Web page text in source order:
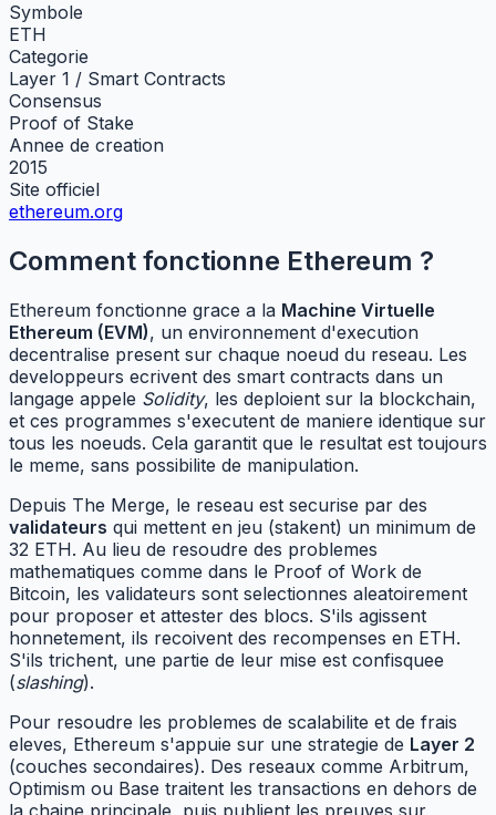
Symbole
ETH
Categorie
Layer 1 / Smart Contracts
Consensus
Proof of Stake
Annee de creation
2015
Site officiel
ethereum.org
Comment fonctionne Ethereum ?
Ethereum fonctionne grace a la Machine Virtuelle
Ethereum (EVM), un environnement d'execution
decentralise present sur chaque noeud du reseau. Les
developpeurs ecrivent des smart contracts dans un
langage appele Solidity, les deploient sur la blockchain,
et ces programmes s'executent de maniere identique sur
tous les noeuds. Cela garantit que le resultat est toujours
le meme, sans possibilite de manipulation.
Depuis The Merge, le reseau est securise par des
validateurs qui mettent en jeu (stakent) un minimum de
32 ETH. Au lieu de resoudre des problemes
mathematiques comme dans le Proof of Work de
Bitcoin, les validateurs sont selectionnes aleatoirement
pour proposer et attester des blocs. S'ils agissent
honnetement, ils recoivent des recompenses en ETH.
S'ils trichent, une partie de leur mise est confisquee
(slashing).
Pour resoudre les problemes de scalabilite et de frais
eleves, Ethereum s'appuie sur une strategie de Layer 2
(couches secondaires). Des reseaux comme Arbitrum,
Optimism ou Base traitent les transactions en dehors de
la chaine principale, puis publient les preuves sur